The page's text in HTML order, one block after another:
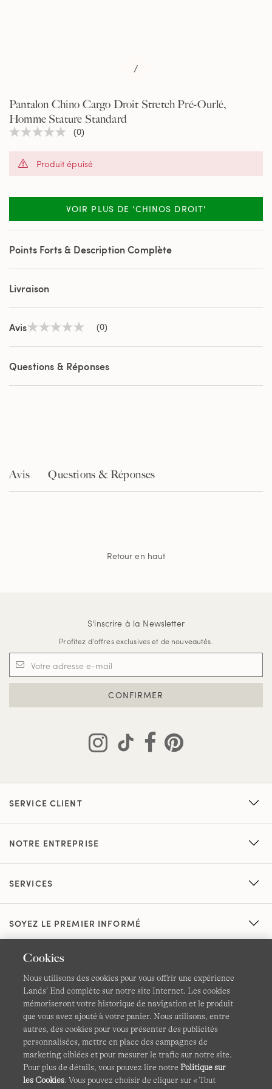
/
Pantalon Chino Cargo Droit Stretch Pré-Ourlé,
Homme Stature Standard
Aucune
notation
la
(0)
Produit épuisé
VOIR PLUS DE 'CHINOS DROIT'
Points Forts & Description Complète
Livraison
AvisAucune
de
notation
Lien
la
(0)
Questions & Réponses
Avis Questions & Réponses
Retour en haut
S'inscrire à la Newsletter
Profitez d'offres exclusives et de nouveautés.
CONFIRMER
SERVICE CLIENT
NOTRE ENTREPRISE
SERVICES
SOYEZ LE PREMIER INFORMÉ
CGV Confidentialité et sécurité
Cookies -Gérer mes paramètres Carte du site
Lands' End à l'international
Cookies
Nous utilisons des cookies pour vous offrir une expérience
Lands’ End complète sur notre site Internet. Les cookies
mémoriseront votre historique de navigation et le produit
que vous avez ajouté à votre panier. Nous utilisons, entre
autres, des cookies pour vous présenter des publicités
personnalisées, mettre en place des campagnes de
marketing ciblées et pour mesurer le trafic sur notre site.
Pour plus de détails, vous pouvez lire notrePolitique sur
les Cookies. Vous pouvez choisir de cliquer sur « Tout